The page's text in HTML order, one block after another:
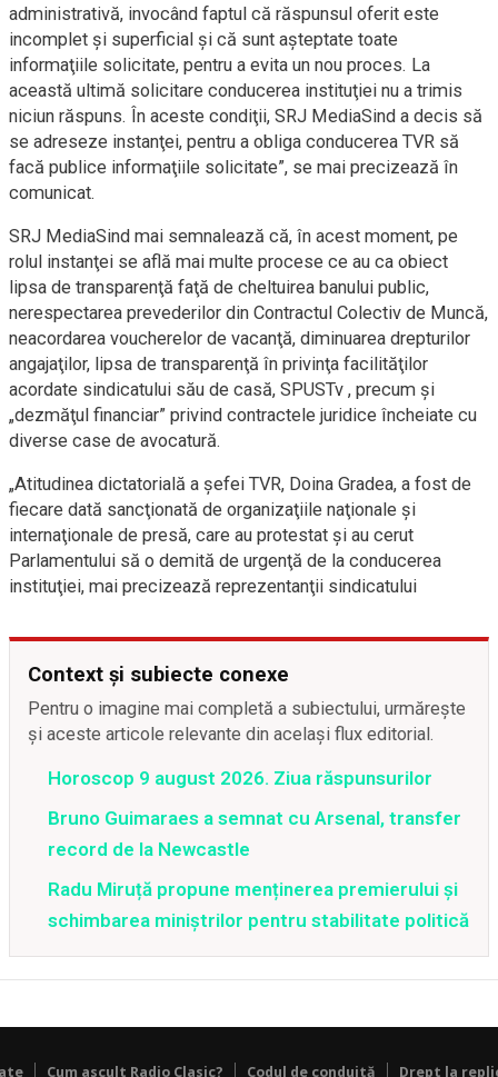
administrativă, invocând faptul că răspunsul oferit este
incomplet şi superficial şi că sunt aşteptate toate
informaţiile solicitate, pentru a evita un nou proces. La
această ultimă solicitare conducerea instituţiei nu a trimis
niciun răspuns. În aceste condiţii, SRJ MediaSind a decis să
se adreseze instanţei, pentru a obliga conducerea TVR să
facă publice informaţiile solicitate”, se mai precizează în
comunicat.
SRJ MediaSind mai semnalează că, în acest moment, pe
rolul instanţei se află mai multe procese ce au ca obiect
lipsa de transparenţă faţă de cheltuirea banului public,
nerespectarea prevederilor din Contractul Colectiv de Muncă,
neacordarea voucherelor de vacanţă, diminuarea drepturilor
angajaţilor, lipsa de transparenţă în privinţa facilităţilor
acordate sindicatului său de casă, SPUSTv , precum şi
„dezmăţul financiar” privind contractele juridice încheiate cu
diverse case de avocatură.
„Atitudinea dictatorială a şefei TVR, Doina Gradea, a fost de
fiecare dată sancţionată de organizaţiile naţionale şi
internaţionale de presă, care au protestat şi au cerut
Parlamentului să o demită de urgenţă de la conducerea
instituţiei, mai precizează reprezentanţii sindicatului
Context și subiecte conexe
Pentru o imagine mai completă a subiectului, urmărește
și aceste articole relevante din același flux editorial.
Horoscop 9 august 2026. Ziua răspunsurilor
Bruno Guimaraes a semnat cu Arsenal, transfer
record de la Newcastle
Radu Miruță propune menținerea premierului și
schimbarea miniștrilor pentru stabilitate politică
Cum ascult Radio Clasic? Codul de conduită Drept la